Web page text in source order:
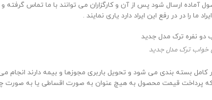
خواهد انجامید تا محصول آماده ارسال شود پس از آن و کارگزاران می توانند با
را در در رفع این ایراد دارد یاری نمایند .
ترک مدل جدید